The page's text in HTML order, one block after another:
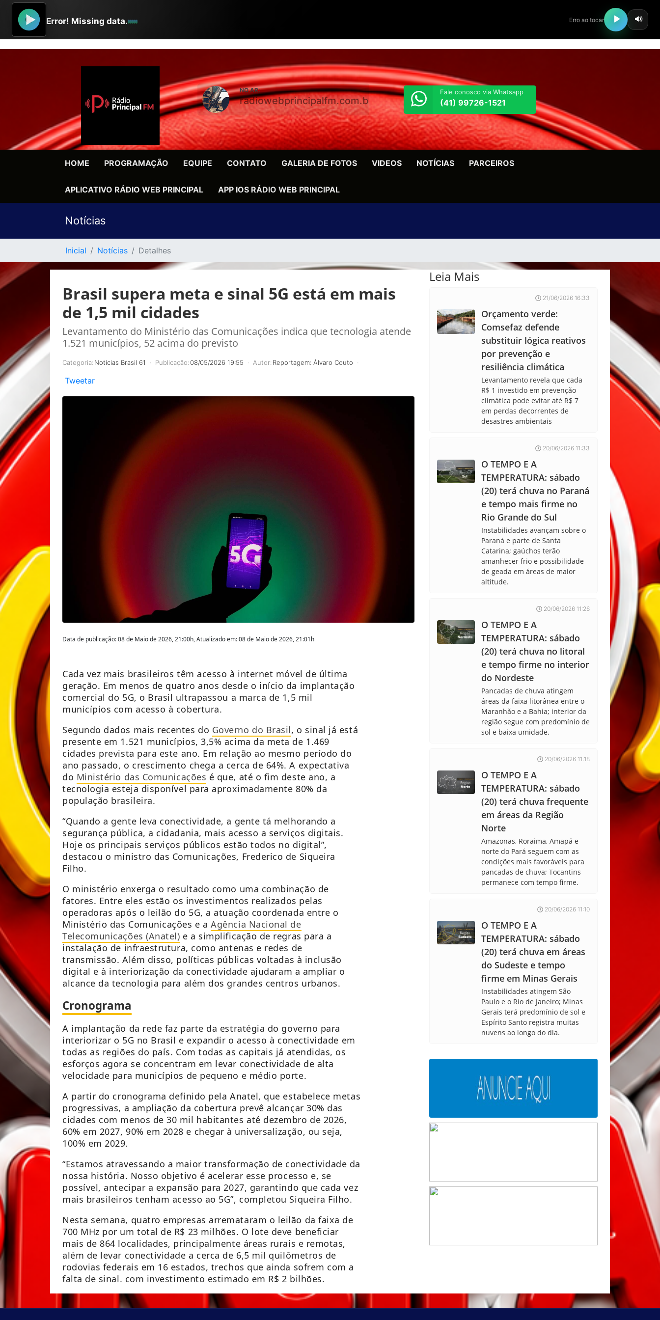
NO AR:
radiowebprincipalfm.com.br
Fale conosco via Whatsapp
(41) 99726-1521
HOME PROGRAMAÇÃO EQUIPE CONTATO GALERIA DE FOTOS VIDEOS NOTÍCIAS PARCEIROS
APLICATIVO RÁDIO WEB PRINCIPAL APP IOS RÁDIO WEB PRINCIPAL
Notícias
Inicial Notícias Detalhes
Brasil supera meta e sinal 5G está em mais
de 1,5 mil cidades
Levantamento do Ministério das Comunicações indica que tecnologia atende
1.521 municípios, 52 acima do previsto
Categoria: Noticias Brasil 61 Publicação:08/05/2026 19:55 Autor: Reportagem: Álvaro Couto
Tweetar
Data de publicação: 08 de Maio de 2026, 21:00h, Atualizado em: 08 de Maio de 2026, 21:01h
Cada vez mais brasileiros têm acesso à internet móvel de última
geração. Em menos de quatro anos desde o início da implantação
comercial do 5G, o Brasil ultrapassou a marca de 1,5 mil
municípios com acesso à cobertura.
Segundo dados mais recentes do Governo do Brasil, o sinal já está
presente em 1.521 municípios, 3,5% acima da meta de 1.469
cidades prevista para este ano. Em relação ao mesmo período do
ano passado, o crescimento chega a cerca de 64%. A expectativa
do Ministério das Comunicações é que, até o fim deste ano, a
tecnologia esteja disponível para aproximadamente 80% da
população brasileira.
“Quando a gente leva conectividade, a gente tá melhorando a
segurança pública, a cidadania, mais acesso a serviços digitais.
Hoje os principais serviços públicos estão todos no digital”,
destacou o ministro das Comunicações, Frederico de Siqueira
Filho.
O ministério enxerga o resultado como uma combinação de
fatores. Entre eles estão os investimentos realizados pelas
operadoras após o leilão do 5G, a atuação coordenada entre o
Ministério das Comunicações e aAgência Nacional de
Telecomunicações (Anatel) e a simplificação de regras para a
instalação de infraestrutura, como antenas e redes de
transmissão. Além disso, políticas públicas voltadas à inclusão
digital e à interiorização da conectividade ajudaram a ampliar o
alcance da tecnologia para além dos grandes centros urbanos.
Cronograma
A implantação da rede faz parte da estratégia do governo para
interiorizar o 5G no Brasil e expandir o acesso à conectividade em
todas as regiões do país. Com todas as capitais já atendidas, os
esforços agora se concentram em levar conectividade de alta
velocidade para municípios de pequeno e médio porte.
A partir do cronograma definido pela Anatel, que estabelece metas
progressivas, a ampliação da cobertura prevê alcançar 30% das
cidades com menos de 30 mil habitantes até dezembro de 2026,
60% em 2027, 90% em 2028 e chegar à universalização, ou seja,
100% em 2029.
“Estamos atravessando a maior transformação de conectividade da
nossa história. Nosso objetivo é acelerar esse processo e, se
possível, antecipar a expansão para 2027, garantindo que cada vez
mais brasileiros tenham acesso ao 5G”, completou Siqueira Filho.
Nesta semana, quatro empresas arremataram o leilão da faixa de
700 MHz por um total de R$ 23 milhões. O lote deve beneficiar
mais de 864 localidades, principalmente áreas rurais e remotas,
além de levar conectividade a cerca de 6,5 mil quilômetros de
rodovias federais em 16 estados, trechos que ainda sofrem com a
falta de sinal, com investimento estimado em R$ 2 bilhões.
https://brasil61.com/n/brasil-supera-meta-e-sinal-5g-esta-em-
mais-de-1-5-mil-cidades-mcom260374
Leia Mais
21/06/2026 16:33
Orçamento verde:
Comsefaz defende
substituir lógica reativos
por prevenção e
resiliência climática
Levantamento revela que cada
R$ 1 investido em prevenção
climática pode evitar até R$ 7
em perdas decorrentes de
desastres ambientais
20/06/2026 11:33
O TEMPO E A
TEMPERATURA: sábado
(20) terá chuva no Paraná
e tempo mais firme no
Rio Grande do Sul
Instabilidades avançam sobre o
Paraná e parte de Santa
Catarina; gaúchos terão
amanhecer frio e possibilidade
de geada em áreas de maior
altitude.
20/06/2026 11:26
O TEMPO E A
TEMPERATURA: sábado
(20) terá chuva no litoral
e tempo firme no interior
do Nordeste
Pancadas de chuva atingem
áreas da faixa litorânea entre o
Maranhão e a Bahia; interior da
região segue com predomínio de
sol e baixa umidade.
20/06/2026 11:18
O TEMPO E A
TEMPERATURA: sábado
(20) terá chuva frequente
em áreas da Região
Norte
Amazonas, Roraima, Amapá e
norte do Pará seguem com as
condições mais favoráveis para
pancadas de chuva; Tocantins
permanece com tempo firme.
20/06/2026 11:10
O TEMPO E A
TEMPERATURA: sábado
(20) terá chuva em áreas
do Sudeste e tempo
firme em Minas Gerais
Instabilidades atingem São
Paulo e o Rio de Janeiro; Minas
Gerais terá predomínio de sol e
Espírito Santo registra muitas
nuvens ao longo do dia.